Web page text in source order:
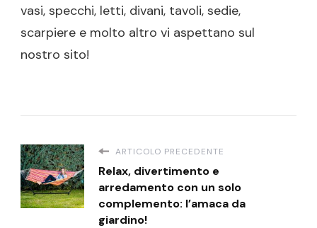
vasi, specchi, letti, divani, tavoli, sedie,
scarpiere e molto altro vi aspettano sul
nostro sito!
ARTICOLO PRECEDENTE
Relax, divertimento e
arredamento con un solo
complemento: l’amaca da
giardino!